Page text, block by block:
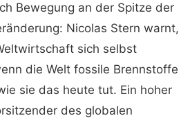
Bewegung an der Spitze der
Nicolas Stern warnt,
sich selbst
die Welt fossile Brennstoffe
sie das heute tut. Ein hoher
des globalen